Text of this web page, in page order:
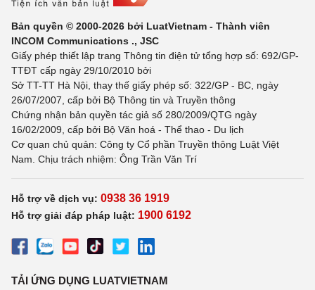
Bản quyền © 2000-2026 bởi LuatVietnam - Thành viên
INCOM Communications ., JSC
Giấy phép thiết lập trang Thông tin điện tử tổng hợp số: 692/GP-
TTĐT cấp ngày 29/10/2010 bởi
Sở TT-TT Hà Nội, thay thế giấy phép số: 322/GP - BC, ngày
26/07/2007, cấp bởi Bộ Thông tin và Truyền thông
Chứng nhận bản quyền tác giả số 280/2009/QTG ngày
16/02/2009, cấp bởi Bộ Văn hoá - Thể thao - Du lịch
Cơ quan chủ quản: Công ty Cổ phần Truyền thông Luật Việt
Nam. Chịu trách nhiệm: Ông Trần Văn Trí
Hỗ trợ về dịch vụ: 0938 36 1919
Hỗ trợ giải đáp pháp luật: 1900 6192
TẢI ỨNG DỤNG LUATVIETNAM